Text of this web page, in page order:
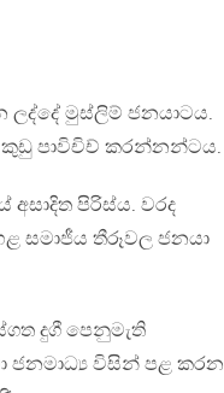
මුස්ලිම් ජනයාටය.
කුඩු පාවිචිච් කරන්නන්ටය.
පිරිස්ය. වරද
සමාජීය තීරූවල ජනයා
දුගී පෙනුමැති
ජනමාධ්‍ය විසින් පළ කරන